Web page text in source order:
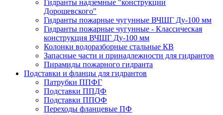
Гидранты надземные "конструкции
Дорошевского"
Гидранты пожарные чугунные ВЧШГ Ду-100 мм
Гидранты пожарные чугунные - Классическая
конструкция ВЧШГ Ду-100 мм
Колонки водоразборные стальные КВ
Запасные части и принадлежности для гидрантов
Пирамиды пожарного гидранта
Подставки и фланцы для гидрантов
Патрубки ППФГ
Подставки ППДФ
Подставки ППОФ
Переходы фланцевые ПФ